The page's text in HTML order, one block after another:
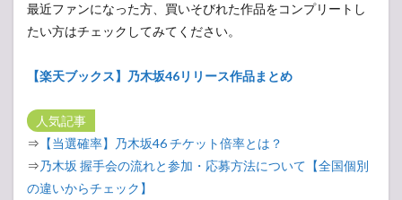
最近ファンになった方、買いそびれた作品をコンプリートし
たい方はチェックしてみてください。
【楽天ブックス】乃木坂46リリース作品まとめ
人気記事
⇒ 【当選確率】乃木坂46 チケット倍率とは？
⇒乃木坂 握手会の流れと参加・応募方法について【全国個別
の違いからチェック】